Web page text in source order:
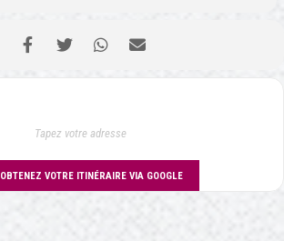
OBTENEZ VOTRE ITINÉRAIRE VIA GOOGLE